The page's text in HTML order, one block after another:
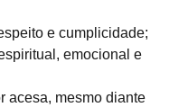
e cumplicidade;
emocional e
acesa, mesmo diante